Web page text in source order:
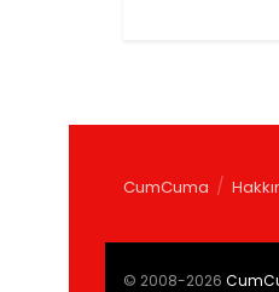
CumCuma
© 2008-2026